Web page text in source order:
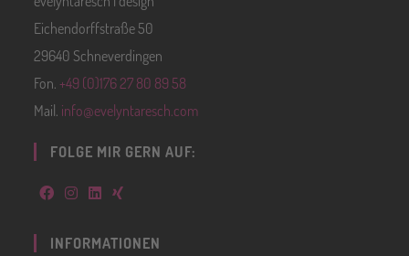
Eichendorffstraße 50
29640 Schneverdingen
Fon.+49 (0)176 27 80 89 58
Mail. info@evelyntaresch.com
FOLGE MIR GERN AUF:
INFORMATIONEN